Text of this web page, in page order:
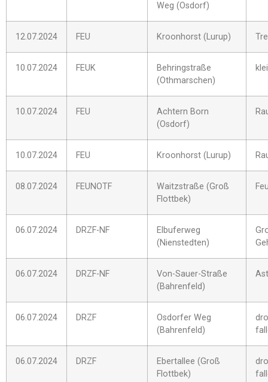
Weg (Osdorf)
12.07.2024 FEU Kroonhorst (Lurup)
10.07.2024 FEUK
Behringstraße
(Othmarschen)
10.07.2024 FEU
Achtern Born
(Osdorf)
10.07.2024 FEU Kroonhorst (Lurup)
08.07.2024 FEUNOTF
Waitzstraße (Groß
Flottbek)
06.07.2024 DRZF-NF
Elbuferweg
(Nienstedten)
06.07.2024 DRZF-NF
Von-Sauer-Straße
(Bahrenfeld)
06.07.2024 DRZF
Osdorfer Weg
(Bahrenfeld)
06.07.2024 DRZF
Ebertallee (Groß
Flottbek)